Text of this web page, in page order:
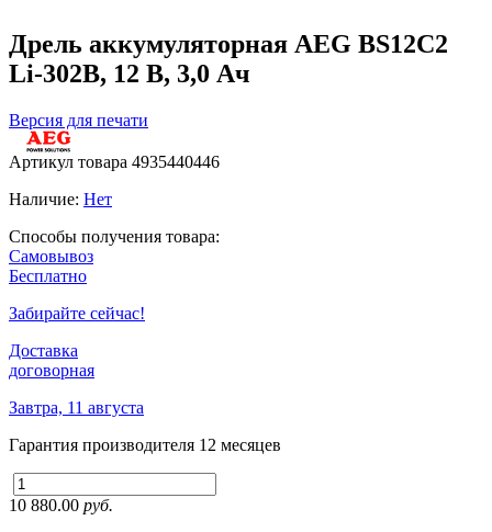
Дрель аккумуляторная AEG BS12С2
Li-302B, 12 В, 3,0 Ач
Версия для печати
Артикул товара 4935440446
Наличие: Нет
Способы получения товара:
Самовывоз
Бесплатно
Забирайте сейчас!
Доставка
договорная
Завтра, 11 августа
Гарантия производителя 12 месяцев
10 880.00 руб.